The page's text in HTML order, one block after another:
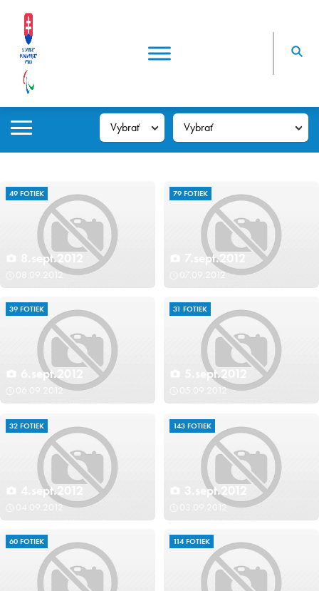
49 FOTIEK
8.sept.2012
08.09.2012
79 FOTIEK
7.sept.2012
07.09.2012
39 FOTIEK
6.sept.2012
06.09.2012
31 FOTIEK
5.sept.2012
05.09.2012
32 FOTIEK
4.sept.2012
04.09.2012
143 FOTIEK
3.sept.2012
03.09.2012
60 FOTIEK 114 FOTIEK